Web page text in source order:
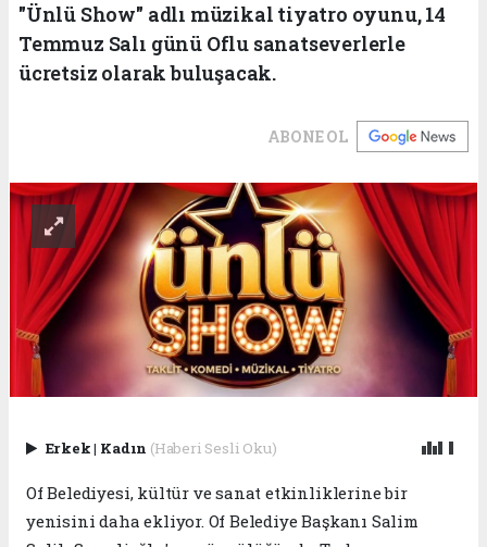
"Ünlü Show" adlı müzikal tiyatro oyunu, 14
Temmuz Salı günü Oflu sanatseverlerle
ücretsiz olarak buluşacak.
ABONE OL
Erkek| Kadın (Haberi Sesli Oku)
Of Belediyesi, kültür ve sanat etkinliklerine bir
yenisini daha ekliyor. Of Belediye Başkanı Salim